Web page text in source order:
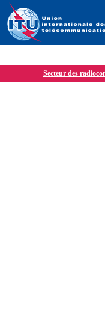
Secteur des